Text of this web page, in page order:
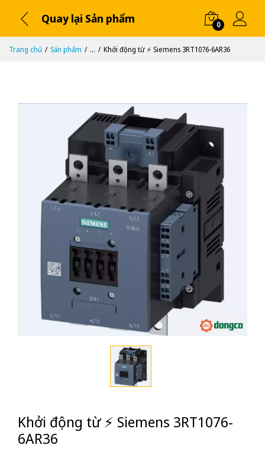
Quay lại Sản phẩm 0
Trang chủ Sản phẩm ... Khởi động từ ⚡️ Siemens 3RT1076-6AR36
Khởi động từ ⚡️ Siemens 3RT1076-
6AR36